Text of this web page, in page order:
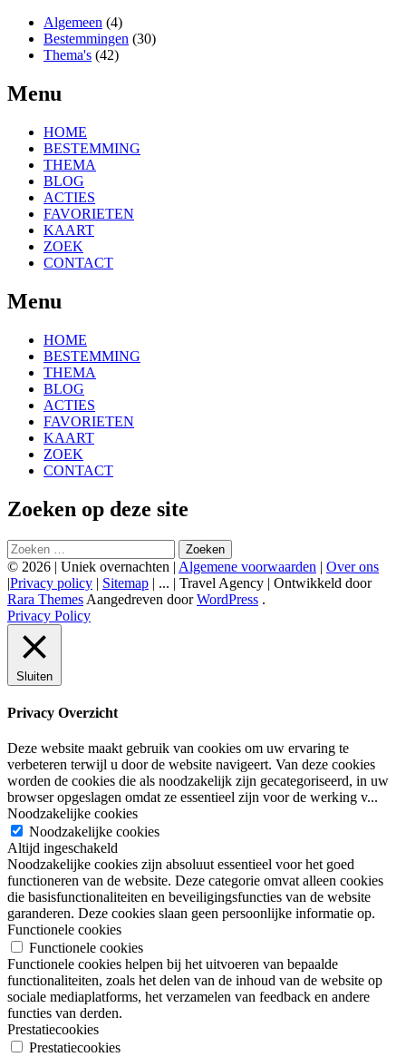
Algemeen (4)
Bestemmingen (30)
Thema's (42)
Menu
HOME
BESTEMMING
THEMA
BLOG
ACTIES
FAVORIETEN
KAART
ZOEK
CONTACT
Menu
HOME
BESTEMMING
THEMA
BLOG
ACTIES
FAVORIETEN
KAART
ZOEK
CONTACT
Zoeken op deze site
Zoeken
naar:
© 2026 | Uniek overnachten | Algemene voorwaarden | Over ons
|Privacy policy | Sitemap | ... | Travel Agency | Ontwikkeld door
Rara Themes Aangedreven doorWordPress .
Privacy Policy
Sluiten
Privacy Overzicht
Deze website maakt gebruik van cookies om uw ervaring te
verbeteren terwijl u door de website navigeert. Van deze cookies
worden de cookies die als noodzakelijk zijn gecategoriseerd, in uw
browser opgeslagen omdat ze essentieel zijn voor de werking v...
Noodzakelijke cookies
Noodzakelijke cookies
Altijd ingeschakeld
Noodzakelijke cookies zijn absoluut essentieel voor het goed
functioneren van de website. Deze categorie omvat alleen cookies
die basisfunctionaliteiten en beveiligingsfuncties van de website
garanderen. Deze cookies slaan geen persoonlijke informatie op.
Functionele cookies
Functionele cookies
Functionele cookies helpen bij het uitvoeren van bepaalde
functionaliteiten, zoals het delen van de inhoud van de website op
sociale mediaplatforms, het verzamelen van feedback en andere
functies van derden.
Prestatiecookies
Prestatiecookies